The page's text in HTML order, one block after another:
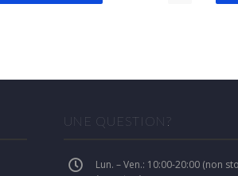
UNE QUESTION?
Lun. – Ven.: 10:00-20:00 (non